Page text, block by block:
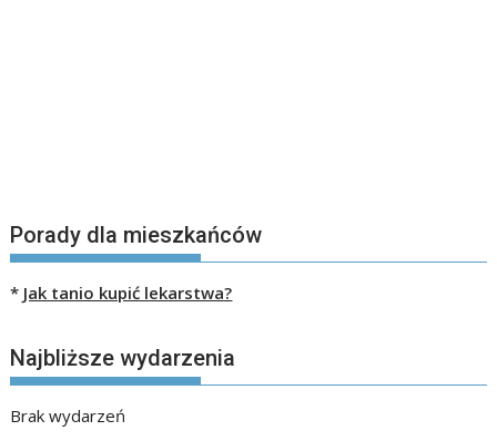
Porady dla mieszkańców
* Jak tanio kupić lekarstwa?
Najbliższe wydarzenia
Brak wydarzeń